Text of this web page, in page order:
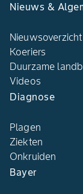
Nieuws &
Nieuwsoverzicht
Koeriers
Duurzame
Videos
Diagnose
Plagen
Ziekten
Onkruiden
Bayer